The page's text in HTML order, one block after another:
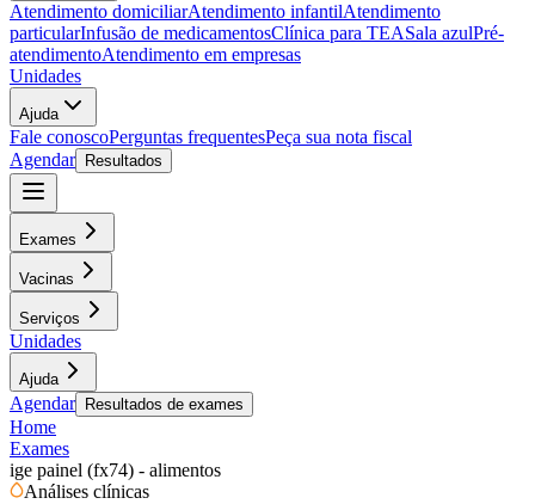
Atendimento domiciliarAtendimento infantilAtendimento
particularInfusão de medicamentosClínica para TEASala azulPré-
atendimentoAtendimento em empresas
Unidades
Ajuda
Fale conoscoPerguntas frequentesPeça sua nota fiscal
Agendar
Resultados
Exames
Vacinas
Serviços
Unidades
Ajuda
Agendar Resultados de exames
Home
Exames
ige painel (fx74) - alimentos
Análises clínicas